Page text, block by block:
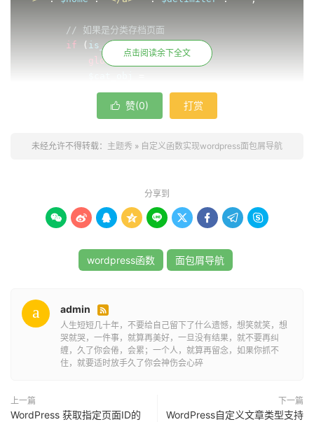
// 如果是分类存档页面
if
( is_category
global
get_queried_object();
            $thisCat
= $cat_obj>term_id
            $thisCat
= get_category
get_category ($thisCat > parent );
get_category_parents($parentCat
$delimiter . ' '));
single_cat_title('' false) . '"'
} elseif
global
$wp_query;
            $term
$wp_query get_queried_object();
            $taxonomy
= $term>taxonomy
get_term
if ($term> parent != 0) {
题模板文件中的适当位置（通常是
header.php
它，如下所示：
<? php custom_breadcrumbs
这将在你的WordPress网站上生成一个基本的面包屑导航。
应你的主题。
点击阅读余下全文
 赞(0) 打赏
未经允许不得转载： 主题秀 » 自定义函数实现wordpress面包屑导航
分享到
        
wordpress函数 面包屑导航
admin 
人生短短几十年，不要给自己留下了什么遗憾，想笑就笑，想
哭就哭，一件事，就算再美好，一旦没有结果，就不要再纠
缠，久了你会倦，会累；一个人，就算再留念，如果你抓不
住，就要适时放手久了你会神伤会心碎
上一篇
WordPress 获取指定页面ID的
下一篇
WordPress自定义文章类型支持